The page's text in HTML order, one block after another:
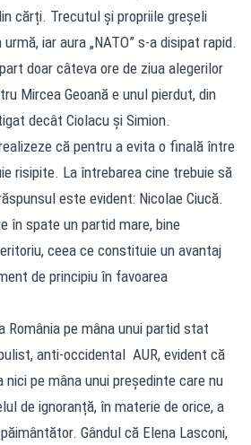
cărți. Trecutul și propriile greșeli
iar aura „NATO” s-a disipat rapid.
doar câteva ore de ziua alegerilor
Mircea Geoană e unul pierdut, din
decât Ciolacu și Simion.
că pentru a evita o finală între
risipite. La întrebarea cine trebuie să
este evident: Nicolae Ciucă.
în spate un partid mare, bine
ceea ce constituie un avantaj
de principiu în favoarea
România pe mâna unui partid stat
anti-occidental AUR, evident că
nici pe mâna unui președinte care nu
de ignoranță, în materie de orice, a
Gândul că Elena Lasconi,